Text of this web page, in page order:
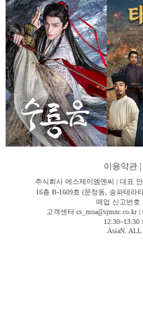
이용약관
주식회사 에스제이엠엔씨 | 대표
16층 B-1609호 (문정동, 송파테라
매업 신고번호
고객센터 cs_moa@sjmnc.co.kr
AsiaN. ALL